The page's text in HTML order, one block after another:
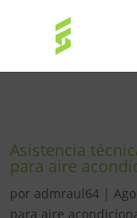
Asistencia
para aire
por admraul64 |
para aire